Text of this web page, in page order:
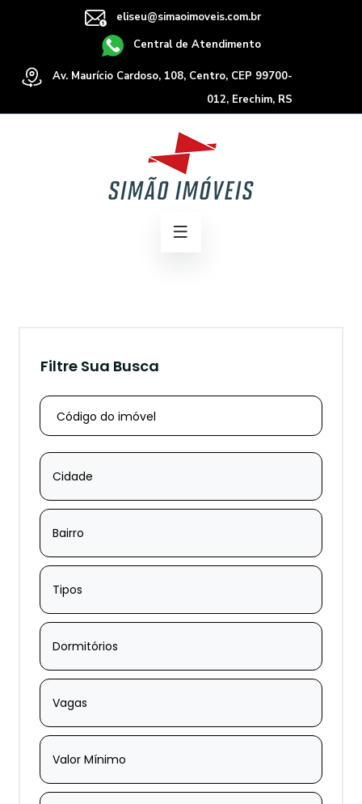
eliseu@simaoimoveis.com.br
Central de Atendimento
Av. Maurício Cardoso, 108, Centro, CEP 99700-
012, Erechim, RS
Filtre Sua Busca
Cidade
Bairro
Tipos
Dormitórios
Vagas
Valor Mínimo